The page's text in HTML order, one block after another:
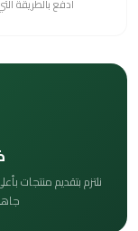
نلتزم بتقديم منتجات